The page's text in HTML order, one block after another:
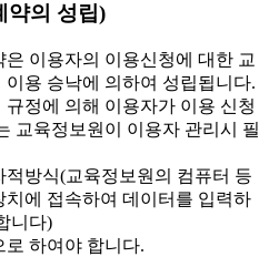
약의 성립)
이용자의 이용신청에 대한 교
이용 승낙에 의하여 성립됩니다.
정에 의해 이용자가 이용 신청
교육정보원이 이용자 관리시 필
적방식(교육정보원의 컴퓨터 등
치에 접속하여 데이터를 입력하
니다)
로 하여야 합니다.